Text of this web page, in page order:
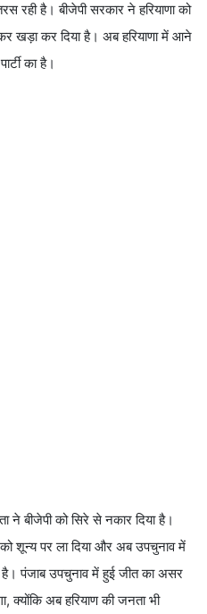
रही है। बीजेपी सरकार ने हरियाणा को
खड़ा कर दिया है। अब हरियाणा में आने
का है।
बीजेपी को सिरे से नकार दिया है।
शून्य पर ला दिया और अब उपचुनाव में
है। पंजाब उपचुनाव में हुई जीत का असर
क्योंकि अब हरियाण की जनता भी